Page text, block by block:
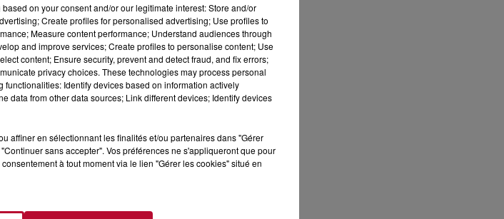
6 août 2026
NÎMES : « LE RÊVE DU
GLADIATEUR » INVESTIT LES
spectacle « Le Rêve du gladiateur »
revient illuminer l'amphithéâtre
on your consent and/or our legitimate interest: Store and/or
Create profiles for personalised advertising; Use profiles to
Measure content performance; Understand audiences through
and improve services; Create profiles to personalise content; Use
content; Ensure security, prevent and detect fraud, and fix errors;
privacy choices. These technologies may process personal
Identify devices based on information actively
data from other data sources; Link different devices; Identify devices
affiner en sélectionnant les finalités et/ou partenaires dans "Gérer
sans accepter". Vos préférences ne s'appliqueront que pour
à tout moment via le lien "Gérer les cookies" situé en